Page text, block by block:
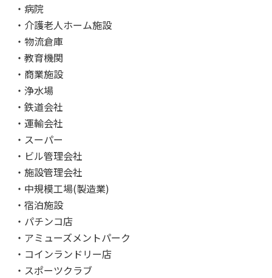
・病院
・介護老人ホーム施設
・物流倉庫
・教育機関
・商業施設
・浄水場
・鉄道会社
・運輸会社
・スーパー
・ビル管理会社
・施設管理会社
・中規模工場(製造業)
・宿泊施設
・パチンコ店
・アミューズメントパーク
・コインランドリー店
・スポーツクラブ